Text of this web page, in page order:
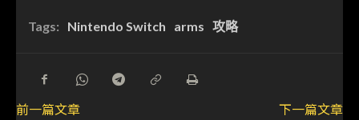
Tags: Nintendo Switch arms 攻略
前一篇文章
下一篇文章